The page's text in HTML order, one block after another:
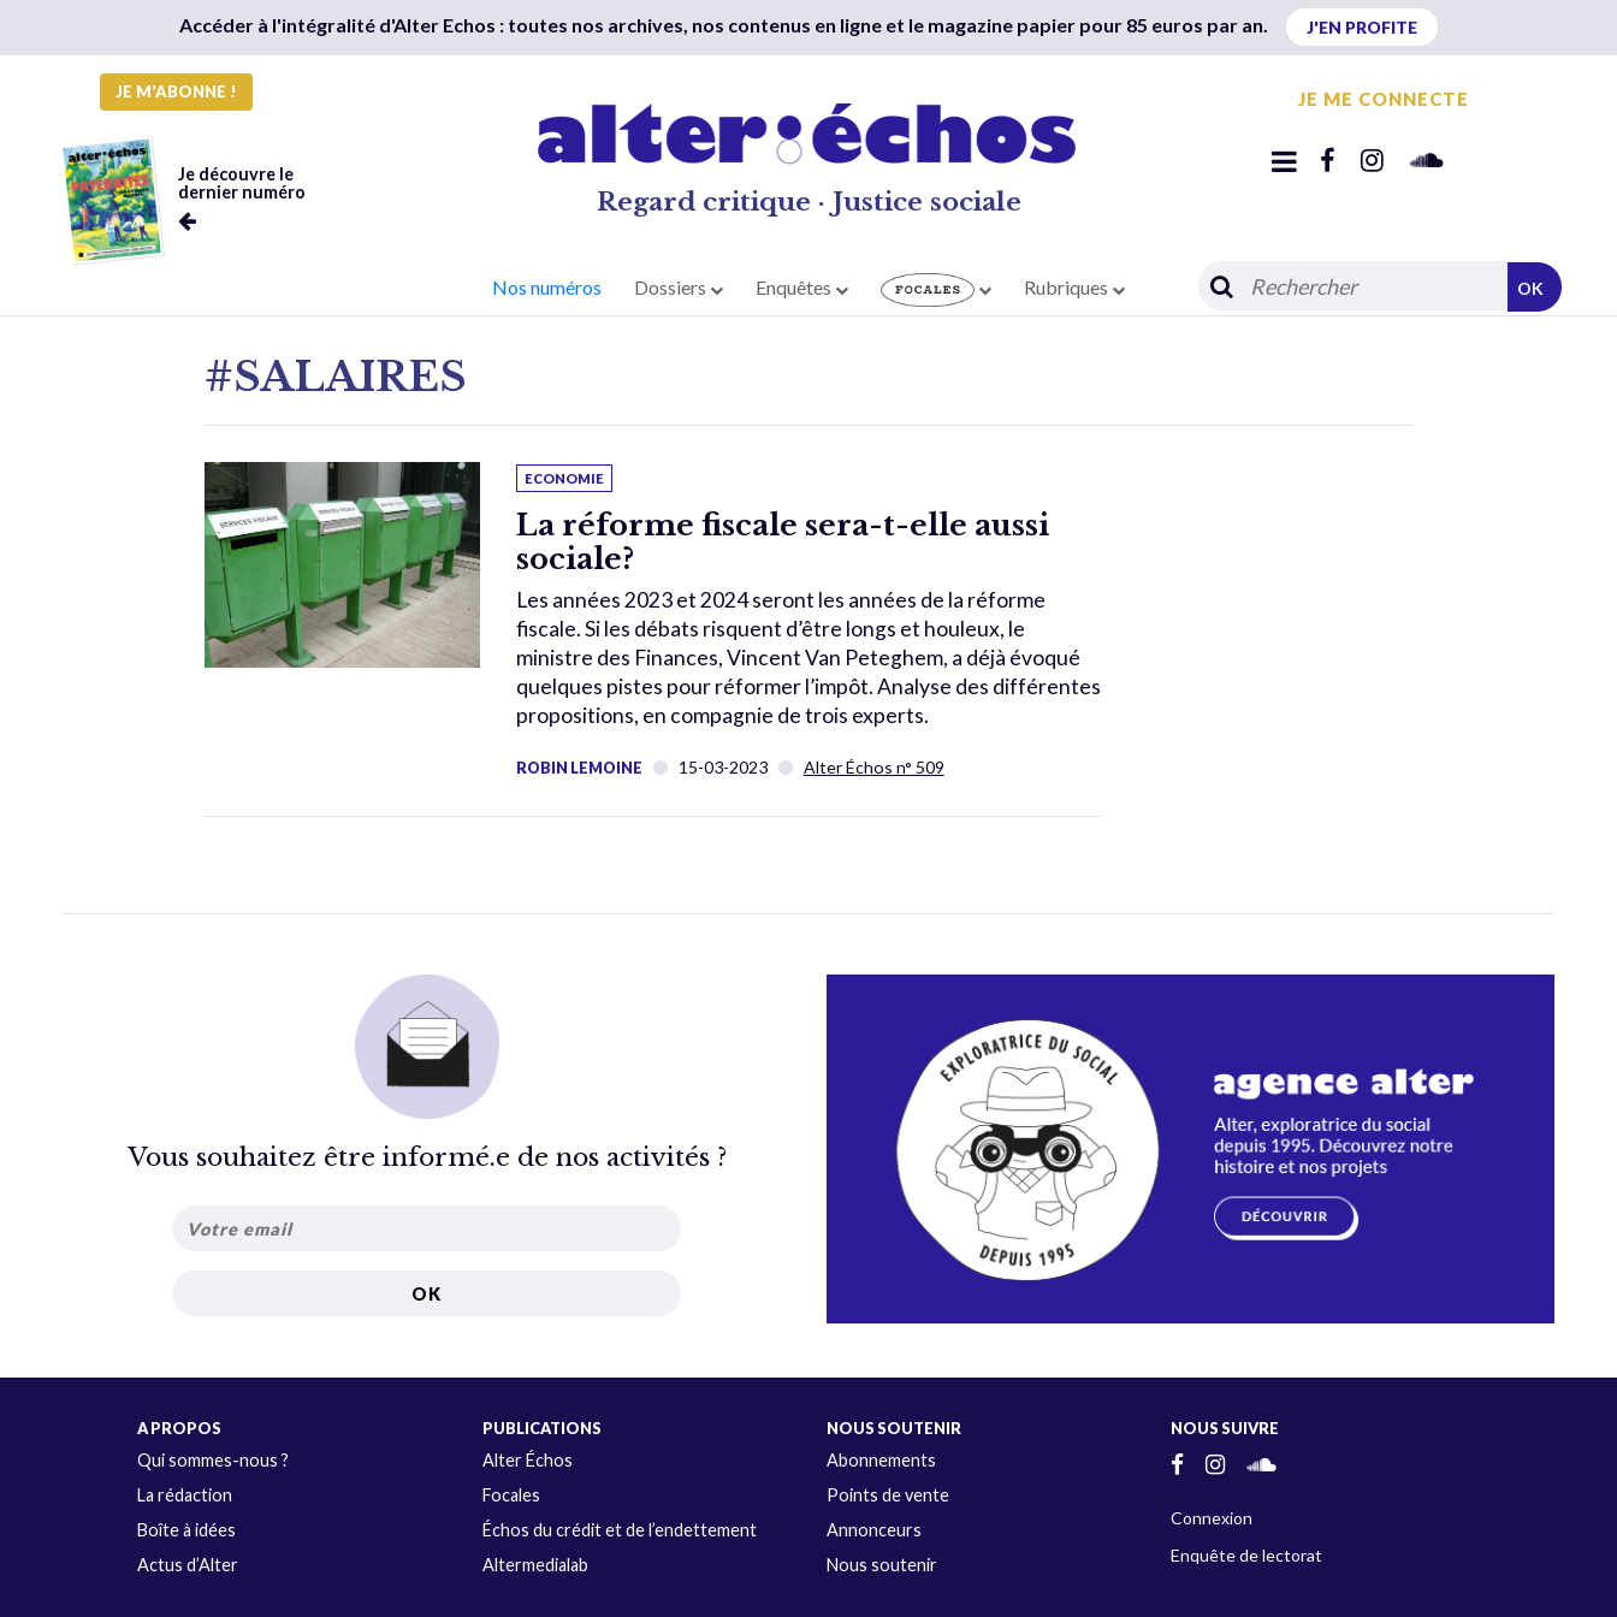
Accéder à l'intégralité d'Alter Echos : toutes nos archives, nos contenus en ligne et le magazine papier pour 85 euros par an. J'EN PROFITE
JE M'ABONNE !
Je découvre le
dernier numéro
Regard critique · Justice sociale
JE ME CONNECTE
Nos numéros Dossiers Enquêtes Rubriques OK
#SALAIRES
ECONOMIE
La réforme fiscale sera-t-elle aussi
sociale?
Les années 2023 et 2024 seront les années de la réforme
fiscale. Si les débats risquent d’être longs et houleux, le
ministre des Finances, Vincent Van Peteghem, a déjà évoqué
quelques pistes pour réformer l’impôt. Analyse des différentes
propositions, en compagnie de trois experts.
ROBIN LEMOINE 15-03-2023 Alter Échos n° 509
Vous souhaitez être informé.e de nos activités ?
A PROPOS
Qui sommes-nous ?
La rédaction
Boîte à idées
Actus d’Alter
PUBLICATIONS
Alter Échos
Focales
Échos du crédit et de l’endettement
Altermedialab
NOUS SOUTENIR
Abonnements
Points de vente
Annonceurs
Nous soutenir
NOUS SUIVRE
Connexion
Enquête de lectorat